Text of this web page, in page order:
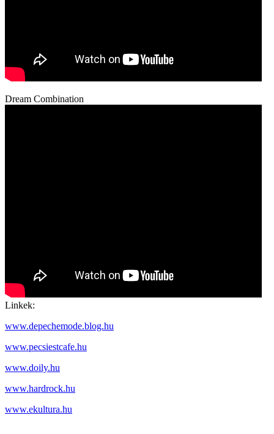
Dream Combination
Linkek:
www.depechemode.blog.hu
www.pecsiestcafe.hu
www.doily.hu
www.hardrock.hu
www.ekultura.hu